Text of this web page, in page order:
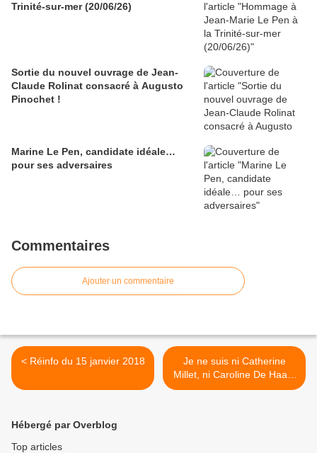
Trinité-sur-mer (20/06/26)
Sortie du nouvel ouvrage de Jean-
Claude Rolinat consacré à Augusto
Pinochet !
Marine Le Pen, candidate idéale…
pour ses adversaires
Commentaires
Ajouter un commentaire
< Réinfo du 15 janvier 2018
Je ne suis ni Catherine
Millet, ni Caroline De Haas.
J’ai le droit ? >
Hébergé par Overblog
Top articles